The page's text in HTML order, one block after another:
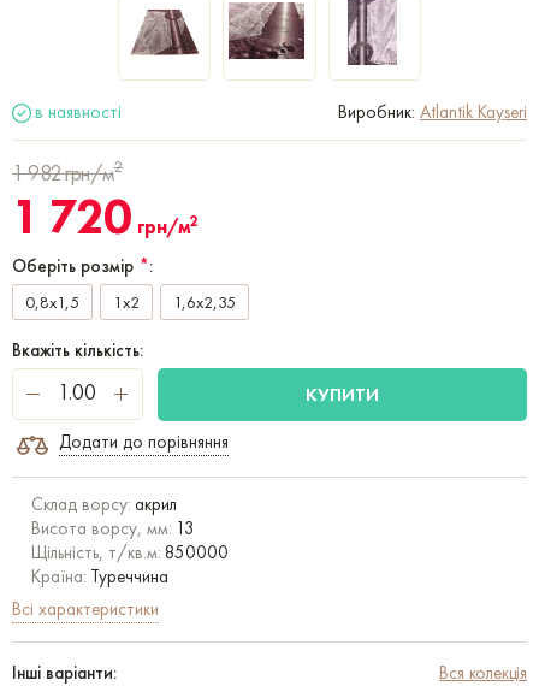
в наявності Виробник: Atlantik Kayseri
1 982грн/м2
1 720 грн/м2
Оберіть розмір *:
0,8x1,5 1x2 1,6x2,35
Вкажіть кількість:
КУПИТИ
Додати до порівняння
Склад ворсу: акрил
Висота ворсу, мм: 13
Щільність, т/кв.м: 850000
Країна: Туреччина
Всі характеристики
Інші варіанти: Вся колекція